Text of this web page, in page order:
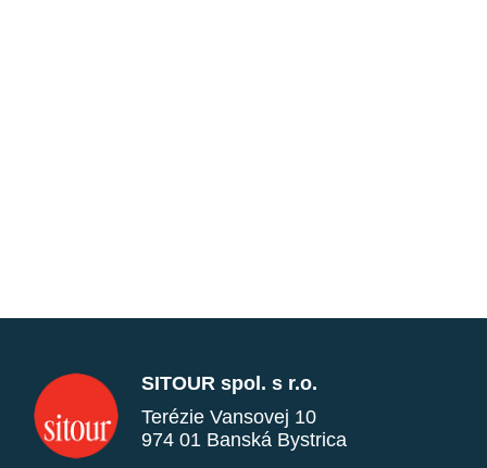
SITOUR spol. s r.o.
Terézie Vansovej 10
974 01 Banská Bystrica